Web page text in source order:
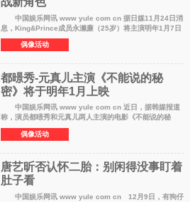
中国娱乐网讯 www yule com cn 据日媒11月24日消
息，King&Prince成员永濑廉（25岁）将主演明年1月7日
开播的富士电视台连续剧《与少爷谈恋爱太难》，担任男
主角，该剧由关西电视台制作，每周
偶像活动
都暻秀-元真儿主演《不能说的秘
密》将于明年1月上映
中国娱乐网讯 www yule com cn 近日，据韩媒报道
称，演员都暻秀和元真儿两人主演的电影《不能说的秘
密》确定将会在明年1月上映，这也让网友们表示十分期
待。 13日据独家报道，都暻秀、元
偶像活动
唐艺昕否认怀二胎：别闲得没事盯着
肚子看
中国娱乐网讯 www yule com cn 12月9日，有狗仔